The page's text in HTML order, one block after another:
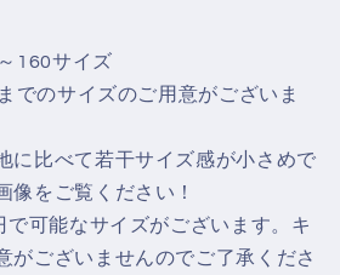
160サイズ
でのサイズのご用意がございま
に比べて若干サイズ感が小さめで
像をご覧ください！
可能なサイズがございます。キ
がございませんのでご了承くださ